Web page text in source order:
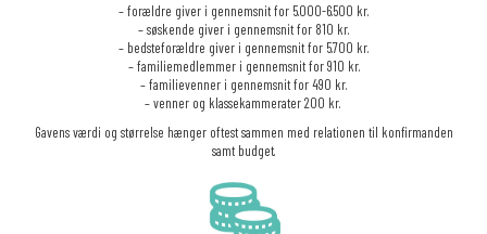
–forældre giver i gennemsnit for 5.000-6.500 kr.
– søskende giver i gennemsnit for 810 kr.
– bedsteforældre giver i gennemsnit for 5.700 kr.
– familiemedlemmer i gennemsnit for 910 kr.
– familievenner i gennemsnit for 490 kr.
– venner og klassekammerater 200 kr.
Gavens værdi og størrelse hænger oftest sammen med relationen til konfirmanden
samt budget.